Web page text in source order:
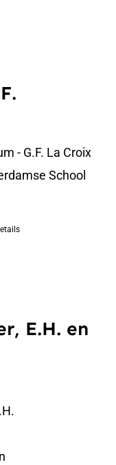
- G.F. La Croix
School
E.H. en